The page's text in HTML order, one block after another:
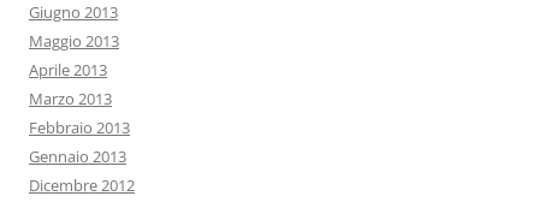
Giugno 2013
Maggio 2013
Aprile 2013
Marzo 2013
Febbraio 2013
Gennaio 2013
Dicembre 2012